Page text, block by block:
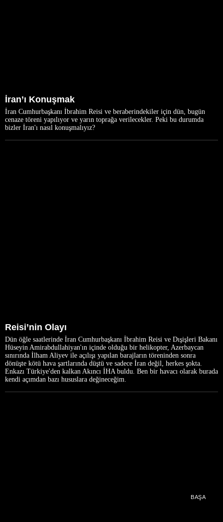
İran’ı Konuşmak
İran Cumhurbaşkanı İbrahim Reisi ve beraberindekiler için dün, bugün
cenaze töreni yapılıyor ve yarın toprağa verilecekler. Peki bu durumda
bizler İran'ı nasıl konuşmalıyız?
Reisi’nin Olayı
Dün öğle saatlerinde İran Cumhurbaşkanı İbrahim Reisi ve Dışişleri Bakanı
Hüseyin Amirabdullahiyan'ın içinde olduğu bir helikopter, Azerbaycan
sınırında İlham Aliyev ile açılışı yapılan barajların töreninden sonra
dönüşte kötü hava şartlarında düştü ve sadece İran değil, herkes şokta.
Enkazı Türkiye'den kalkan Akıncı İHA buldu. Ben bir havacı olarak burada
kendi açımdan bazı hususlara değineceğim.
BAŞA